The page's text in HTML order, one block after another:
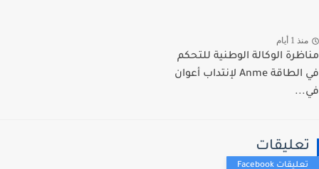
1 أيام
الوكالة الوطنية للتحكم
في الطاقة Anme لإنتداب أعوان